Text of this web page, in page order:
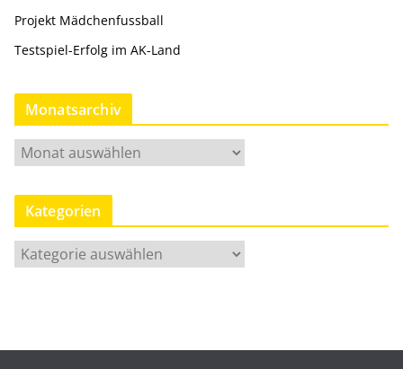
Projekt Mädchenfussball
Testspiel-Erfolg im AK-Land
Monatsarchiv
M
o
n
t
h
Kategorien
a